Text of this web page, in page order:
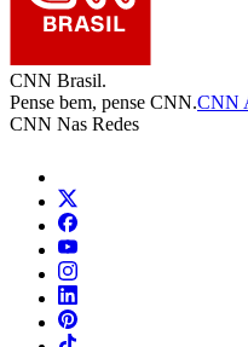
CNN Brasil.
Pense bem, pense CNN.CNN
CNN Nas Redes